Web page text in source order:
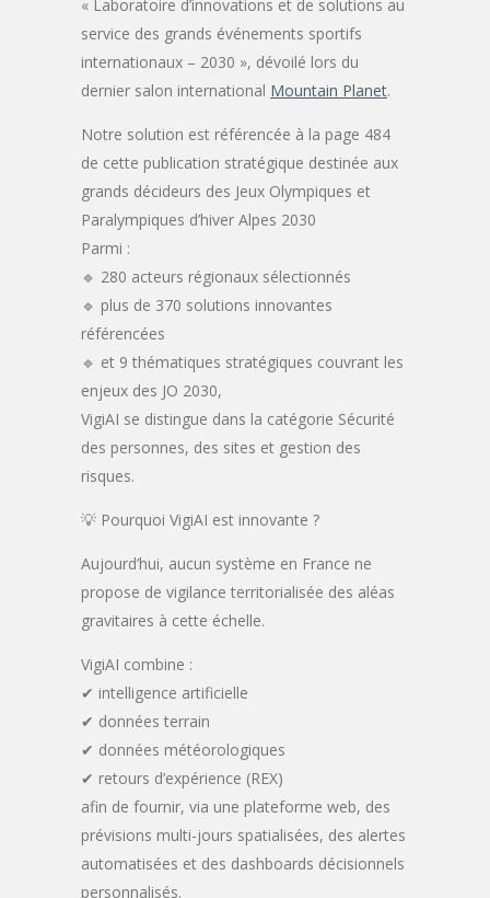
« Laboratoire d’innovations et de solutions au
service des grands événements sportifs
internationaux – 2030 », dévoilé lors du
dernier salon international Mountain Planet.
Notre solution est référencée à la page 484
de cette publication stratégique destinée aux
grands décideurs des Jeux Olympiques et
Paralympiques d’hiver Alpes 2030
Parmi :
🔹 280 acteurs régionaux sélectionnés
🔹 plus de 370 solutions innovantes
référencées
🔹 et 9 thématiques stratégiques couvrant les
enjeux des JO 2030,
VigiAI se distingue dans la catégorie Sécurité
des personnes, des sites et gestion des
risques.
💡 Pourquoi VigiAI est innovante ?
Aujourd’hui, aucun système en France ne
propose de vigilance territorialisée des aléas
gravitaires à cette échelle.
VigiAI combine :
✔ intelligence artificielle
✔ données terrain
✔ données météorologiques
✔ retours d’expérience (REX)
afin de fournir, via une plateforme web, des
prévisions multi-jours spatialisées, des alertes
automatisées et des dashboards décisionnels
personnalisés.